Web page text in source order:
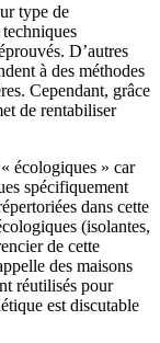
type de
D’autres
à des méthodes
Cependant, grâce
de rentabiliser
écologiques » car
spécifiquement
dans cette
(isolantes,
de cette
des maisons
réutilisés pour
est discutable